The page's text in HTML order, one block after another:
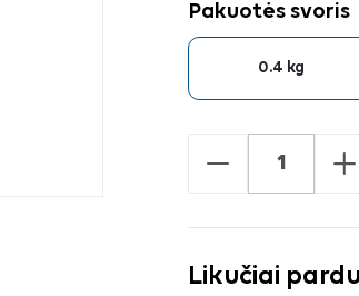
Pakuotės svoris
0.4 kg
- +
Likučiai